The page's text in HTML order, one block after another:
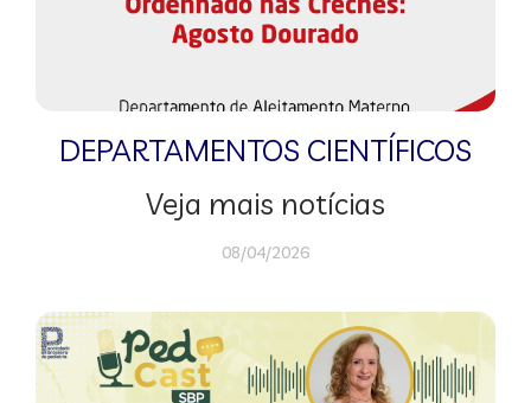
DEPARTAMENTOS CIENTÍFICOS
Veja mais notícias
08/04/2026